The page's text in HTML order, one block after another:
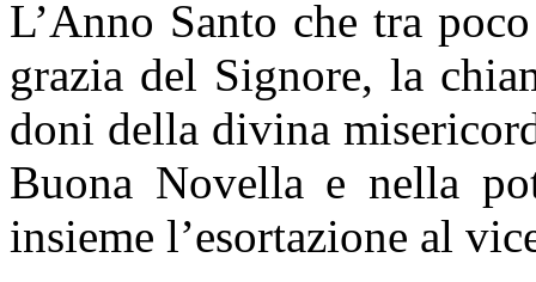
L’Anno Santo che tra
grazia del Signore, la
doni della divina
Buona Novella e nella
insieme l’esortazione al